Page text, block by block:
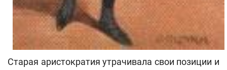
Старая аристократия утрачивала свои позиции и